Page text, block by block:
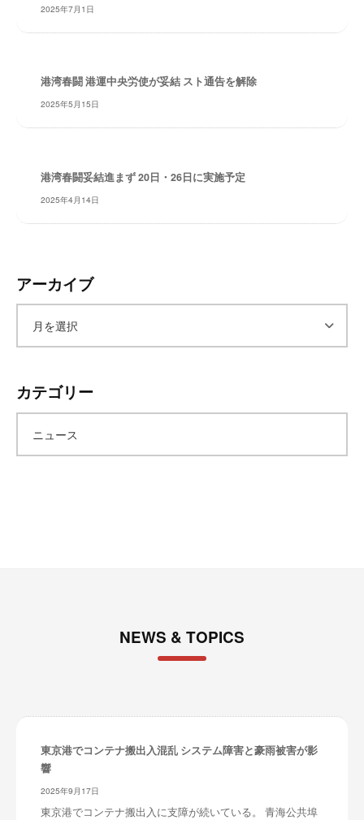
イ
2025年7月1日
港湾春闘 港運中央労使が妥結 スト通告を解除
2025年5月15日
港湾春闘妥結進まず 20日・26日に実施予定
2025年4月14日
アーカイブ
カ
イ
カテゴリー
ニュース
NEWS & TOPICS
東京港でコンテナ搬出入混乱 システム障害と豪雨被害が影
響
2025年9月17日
東京港でコンテナ搬出入に支障が続いている。 青海公共埠